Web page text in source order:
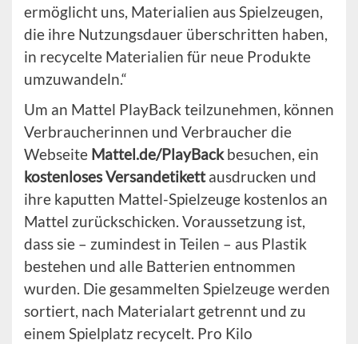
ermöglicht uns, Materialien aus Spielzeugen,
die ihre Nutzungsdauer überschritten haben,
in recycelte Materialien für neue Produkte
umzuwandeln.“
Um an Mattel PlayBack teilzunehmen, können
Verbraucherinnen und Verbraucher die
Webseite Mattel.de/PlayBackbesuchen, ein
kostenloses Versandetikettausdrucken und
ihre kaputten Mattel-Spielzeuge kostenlos an
Mattel zurückschicken. Voraussetzung ist,
dass sie – zumindest in Teilen – aus Plastik
bestehen und alle Batterien entnommen
wurden. Die gesammelten Spielzeuge werden
sortiert, nach Materialart getrennt und zu
einem Spielplatz recycelt. Pro Kilo